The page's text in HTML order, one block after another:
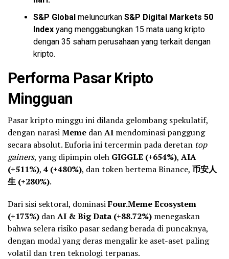
S&P Global meluncurkan S&P Digital Markets 50
Index yang menggabungkan 15 mata uang kripto
dengan 35 saham perusahaan yang terkait dengan
kripto.
Performa Pasar Kripto
Mingguan
Pasar kripto minggu ini dilanda gelombang spekulatif,
dengan narasiMeme danAI mendominasi panggung
secara absolut. Euforia ini tercermin pada deretan top
gainers, yang dipimpin oleh GIGGLE (+654%), AIA
(+511%), 4 (+480%), dan token bertema Binance, 币安人
生 (+280%).
Dari sisi sektoral, dominasiFour.Meme Ecosystem
(+173%) danAI & Big Data (+88.72%) menegaskan
bahwa selera risiko pasar sedang berada di puncaknya,
dengan modal yang deras mengalir ke aset-aset paling
volatil dan tren teknologi terpanas.